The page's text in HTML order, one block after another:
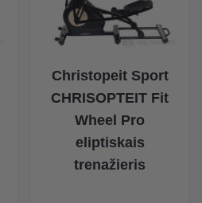
Christopeit Sport
CHRISOPTEIT Fit
Wheel Pro
eliptiskais
trenažieris